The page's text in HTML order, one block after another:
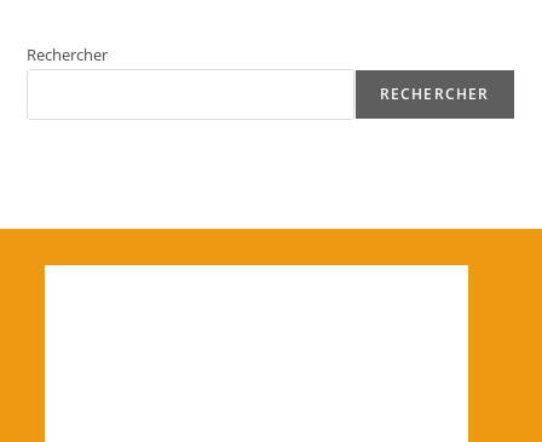
Rechercher
RECHERCHER